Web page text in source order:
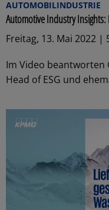
AUTOMOBILINDUSTRIE
Automotive Industry Insights:
Freitag, 13. Mai 2022 |
Im Video beantworten
Head of ESG und